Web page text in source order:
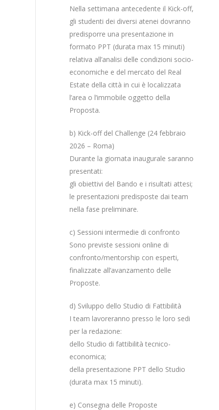
Nella settimana antecedente il Kick-off,
gli studenti dei diversi atenei dovranno
predisporre una presentazione in
formato PPT (durata max 15 minuti)
relativa all’analisi delle condizioni socio-
economiche e del mercato del Real
Estate della città in cui è localizzata
l’area o l’immobile oggetto della
Proposta.
b) Kick-off del Challenge (24 febbraio
2026 – Roma)
Durante la giornata inaugurale saranno
presentati:
gli obiettivi del Bando e i risultati attesi;
le presentazioni predisposte dai team
nella fase preliminare.
c) Sessioni intermedie di confronto
Sono previste sessioni online di
confronto/mentorship con esperti,
finalizzate all’avanzamento delle
Proposte.
d) Sviluppo dello Studio di Fattibilità
I team lavoreranno presso le loro sedi
per la redazione:
dello Studio di fattibilità tecnico-
economica;
della presentazione PPT dello Studio
(durata max 15 minuti).
e) Consegna delle Proposte